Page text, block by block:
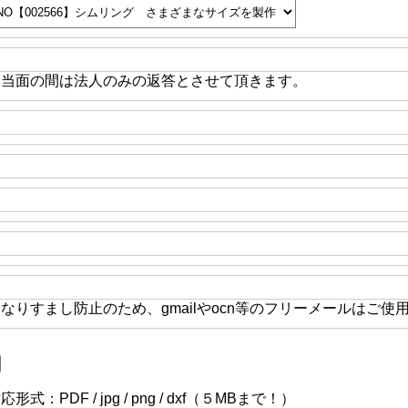
面の間は法人のみの返答とさせて頂きます。
なりすまし防止のため、gmailやocn等のフリーメールはご使
形式：PDF / jpg / png / dxf（５MBまで！）